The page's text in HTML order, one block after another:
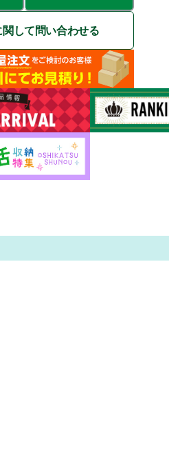
して問い合わせる